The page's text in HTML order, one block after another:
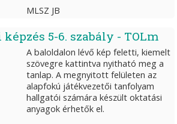
MLSZ JB
5-6. szabály - TOLm
A baloldalon lévő kép feletti, kiemelt
szövegre kattintva nyitható meg a
tanlap. A megnyitott felületen az
alapfokú játékvezetői tanfolyam
hallgatói számára készült oktatási
anyagok érhetők el.